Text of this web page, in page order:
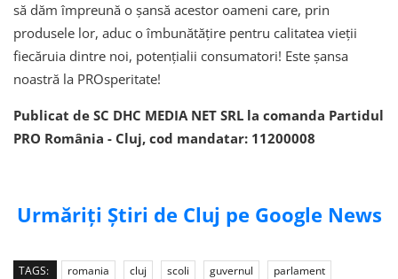
să dăm împreună o șansă acestor oameni care, prin
produsele lor, aduc o îmbunătățire pentru calitatea vieții
fiecăruia dintre noi, potențialii consumatori! Este șansa
noastră la PROsperitate!
Publicat de SC DHC MEDIA NET SRL la comanda Partidul
PRO România - Cluj, cod mandatar: 11200008
Urmăriți Știri de Cluj pe Google News
TAGS: romania cluj scoli guvernul
parlament